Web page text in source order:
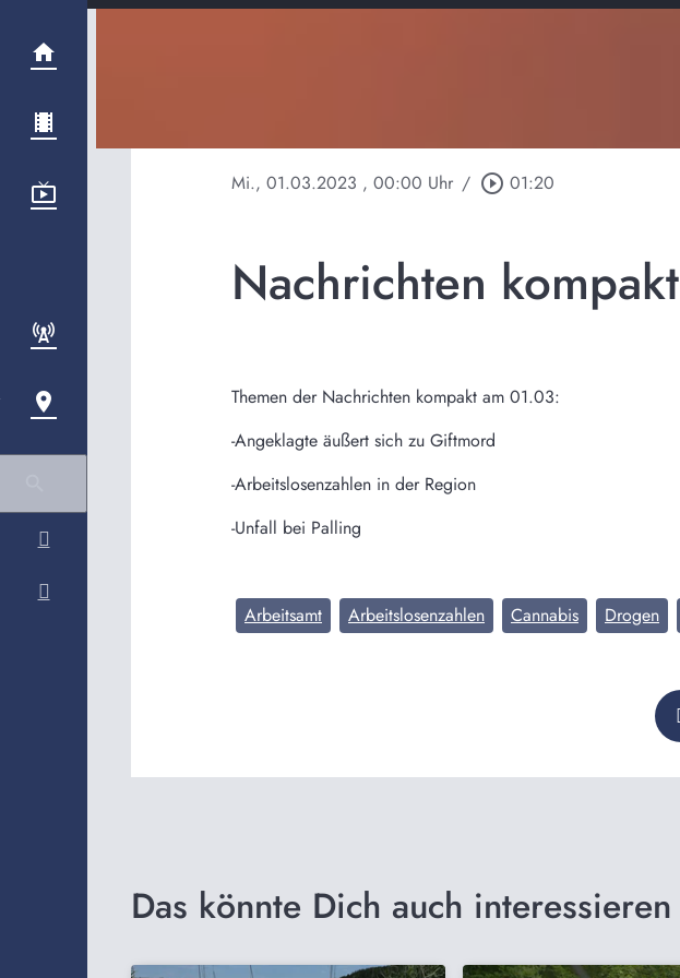
Mi., 01.03.2023 , 00:00 Uhr / play_circle_outline 01:20
Nachrichten kompakt
Themen der Nachrichten kompakt am 01.03:
-Angeklagte äußert sich zu Giftmord
-Arbeitslosenzahlen in der Region
-Unfall bei Palling
Arbeitsamt Arbeitslosenzahlen Cannabis Drogen
Das könnte Dich auch interessieren